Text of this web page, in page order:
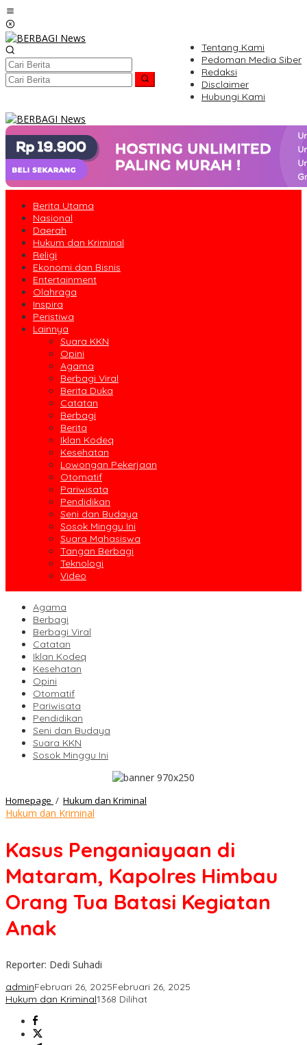
Lewati
ke
konten
Tentang Kami
Pedoman Media Siber
Redaksi
Disclaimer
Hubungi Kami
Berita Utama
Nasional
Daerah
Hukum dan Kriminal
Religi
Ekonomi dan Bisnis
Entertainment
Olahraga
Inspira
Peristiwa
Lainnya
Suara KKN
Opini
Agama
Berbagi Viral
Berita Duka
Catatan
Berbagi
Berita
Iklan Kodeq
Kesehatan
Lowongan Pekerjaan
Otomatif
Pariwisata
Pendidikan
Seni dan Budaya
Sosok Minggu Ini
Suara Mahasiswa
Tangan Berbagi
Teknologi
Video
Agama
Berbagi
Berbagi Viral
Catatan
Iklan Kodeq
Kesehatan
Opini
Otomatif
Pariwisata
Pendidikan
Seni dan Budaya
Suara KKN
Sosok Minggu Ini
Homepage / Hukum dan Kriminal
Kapolres
Himbau
Orang
Tua
Batasi
Kegiatan
Hukum dan Kriminal
Kasus Penganiayaan di
Mataram, Kapolres Himbau
Orang Tua Batasi Kegiatan
Anak
Reporter: Dedi Suhadi
adminFebruari 26, 2025Februari 26, 2025
Hukum dan Kriminal1368 Dilihat